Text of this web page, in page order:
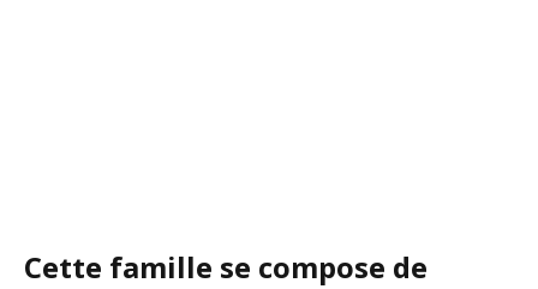
Cette famille se compose de